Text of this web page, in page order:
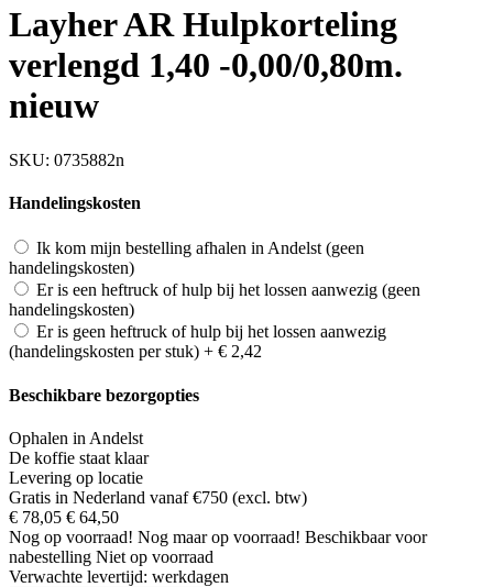
Layher AR Hulpkorteling
verlengd 1,40 -0,00/0,80m.
nieuw
SKU: 0735882n
Handelingskosten
Ik kom mijn bestelling afhalen in Andelst (geen
handelingskosten)
Er is een heftruck of hulp bij het lossen aanwezig (geen
handelingskosten)
Er is geen heftruck of hulp bij het lossen aanwezig
(handelingskosten per stuk) + € 2,42
Beschikbare bezorgopties
Ophalen in Andelst
De koffie staat klaar
Levering op locatie
Gratis in Nederland vanaf €750 (excl. btw)
€ 78,05 € 64,50
Nog op voorraad! Nog maarop voorraad! Beschikbaar voor
nabestelling Niet op voorraad
Verwachte levertijd: werkdagen